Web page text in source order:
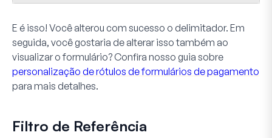
E é isso! Você alterou com sucesso o delimitador. Em
seguida, você gostaria de alterar isso também ao
visualizar o formulário? Confira nosso guia sobre
personalização de rótulos de formulários de pagamento
para mais detalhes.
Filtro de Referência